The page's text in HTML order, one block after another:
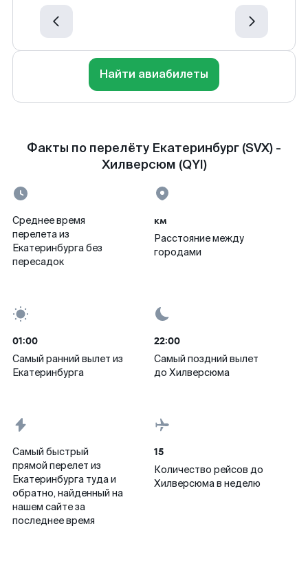
Найти авиабилеты
Факты по перелёту Екатеринбург (SVX) -
Хилверсюм (QYI)
Среднее время
перелета из
Екатеринбурга без
пересадок
км
Расстояние между
городами
01:00
Самый ранний вылет из
Екатеринбурга
22:00
Самый поздний вылет
до Хилверсюма
Самый быстрый
прямой перелет из
Екатеринбурга туда и
обратно, найденный на
нашем сайте за
последнее время
15
Количество рейсов до
Хилверсюма в неделю